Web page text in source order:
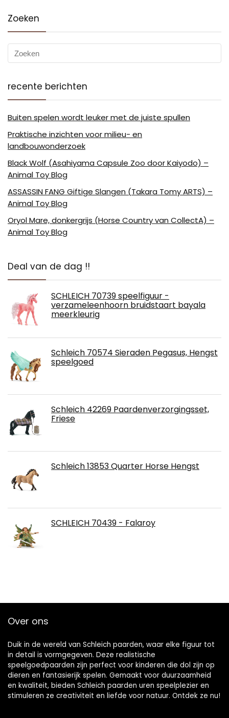
Zoeken
recente berichten
Buiten spelen wordt leuker met de juiste spullen
Praktische inzichten voor milieu- en
landbouwonderzoek
Black Wolf (Asahiyama Capsule Zoo door Kaiyodo) –
Animal Toy Blog
ASSASSIN FANG Giftige Slangen (Takara Tomy ARTS) –
Animal Toy Blog
Oryol Mare, donkergrijs (Horse Country van CollectA) –
Animal Toy Blog
Deal van de dag !!
SCHLEICH 70739 speelfiguur -
verzameleenhoorn bruidstaart bayala
meerkleurig
Schleich 70574 Sieraden Pegasus, Hengst
speelgoed
Schleich 42269 Paardenverzorgingsset,
Friese
Schleich 13853 Quarter Horse Hengst
SCHLEICH 70439 - Falaroy
Over ons
Duik in de wereld van Schleich paarden, waar elke figuur tot
in detail is vormgegeven. Deze realistische
speelgoedpaarden zijn perfect voor kinderen die dol zijn op
dieren en fantasierijk spelen. Gemaakt voor duurzaamheid
en kwaliteit, bieden Schleich paarden uren speelplezier en
stimuleren ze creativiteit en liefde voor natuur. Ontdek ze nu!